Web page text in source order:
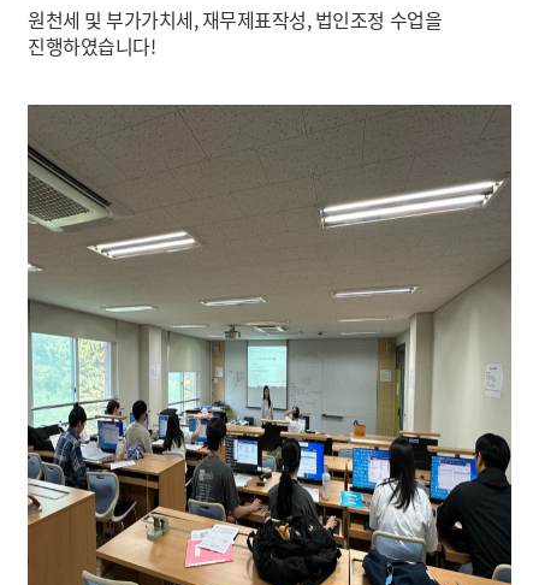
원천세 및 부가가치세, 재무제표작성, 법인조정 수업을
진행하였습니다!